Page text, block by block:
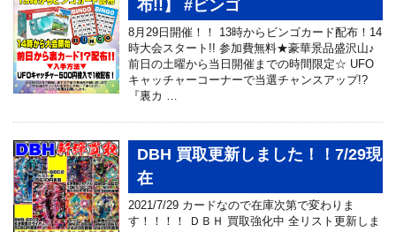
布!!】 #ビンゴ
8月29日開催！！ 13時からビンゴカード配布！14
時大会スタート!! 参加費無料★豪華景品盛沢山♪
前日の土曜から当日開催までの時間限定☆ UFO
キャッチャーコーナーで当選チャンスアップ!?
『裏カ …
DBH 買取更新しました！！7/29現
在
2021/7/29 カードなので在庫次第で変わりま
す！！！！ ＤＢＨ 買取強化中 全リスト更新しま